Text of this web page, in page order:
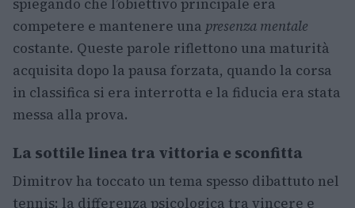
spiegando che l’obiettivo principale era
competere e mantenere una presenza mentale
costante. Queste parole riflettono una maturità
acquisita dopo la pausa forzata, quando la corsa
in classifica si era interrotta e la fiducia era stata
messa alla prova.
La sottile linea tra vittoria e sconfitta
Dimitrov ha toccato un tema spesso dibattuto nel
tennis: la differenza psicologica tra vincere e